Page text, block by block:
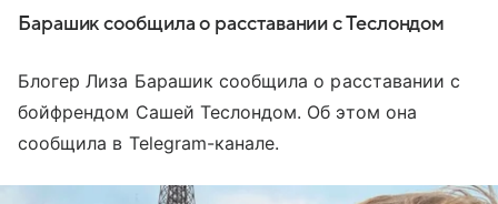
Барашик сообщила о расставании с Теслондом
Блогер Лиза Барашик сообщила о расставании с
бойфрендом Сашей Теслондом. Об этом она
сообщила в Telegram-канале.